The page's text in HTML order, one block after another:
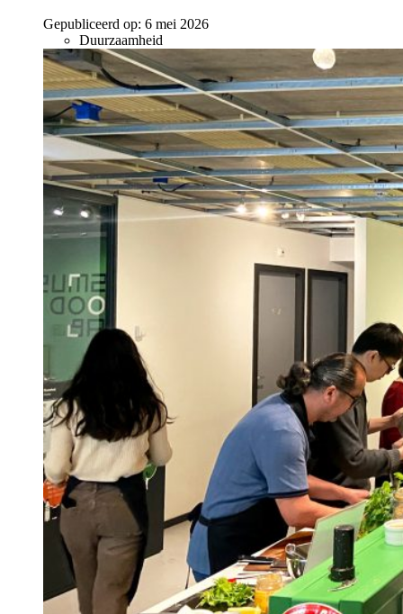
Gepubliceerd op: 6 mei 2026
Duurzaamheid